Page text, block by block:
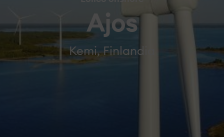
Ajos
Kemi, Finlandia